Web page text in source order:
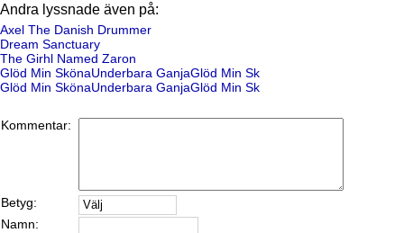
Andra lyssnade även på:
Axel The Danish Drummer
Dream Sanctuary
The Girhl Named Zaron
Glöd Min SkönaUnderbara GanjaGlöd Min Sk
Glöd Min SkönaUnderbara GanjaGlöd Min Sk
Kommentar:
Betyg:
Namn: